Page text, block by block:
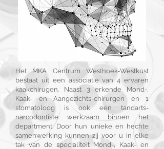
Het MKA Centrum Westhoek-Westkust
bestaat uit een associatie van 4 ervaren
kaakchirugen. Naast 3 erkende Mond-,
Kaak- en Aangezichts-chirurgen en 1
stomatoloog is ook een tandarts-
narcodontiste werkzaam binnen het
department. Door hun unieke en hechte
samenwerking kunnen zij voor u in elke
tak van de specialiteit Mond-, Kaak- en